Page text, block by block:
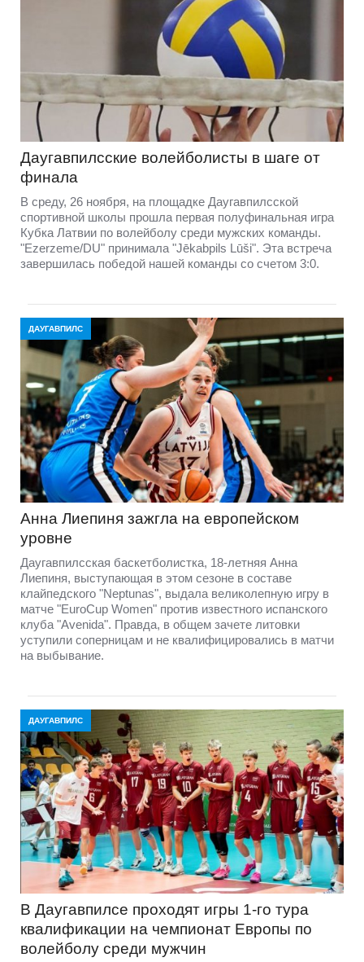
Даугавпилсские волейболисты в шаге от
финала
В среду, 26 ноября, на площадке Даугавпилсской
спортивной школы прошла первая полуфинальная игра
Кубка Латвии по волейболу среди мужских команды.
"Ezerzeme/DU" принимала "Jēkabpils Lūši". Эта встреча
завершилась победой нашей команды со счетом 3:0.
ДАУГАВПИЛС
Анна Лиепиня зажгла на европейском
уровне
Даугавпилсская баскетболистка, 18-летняя Анна
Лиепиня, выступающая в этом сезоне в составе
клайпедского "Neptunas", выдала великолепную игру в
матче "EuroCup Women" против известного испанского
клуба "Avenida". Правда, в общем зачете литовки
уступили соперницам и не квалифицировались в матчи
на выбывание.
ДАУГАВПИЛС
В Даугавпилсе проходят игры 1-го тура
квалификации на чемпионат Европы по
волейболу среди мужчин